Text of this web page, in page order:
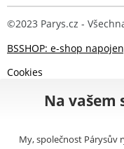
©2023 Parys.cz -
BSSHOP: e-shop
Cookies
Na vašem
My, společnost Párysův